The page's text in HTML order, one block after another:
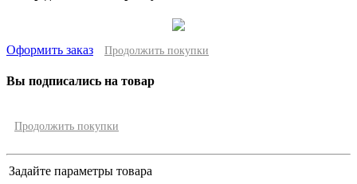
Оформить заказ Продолжить покупки
Вы подписались на товар
Продолжить покупки
Задайте параметры товара